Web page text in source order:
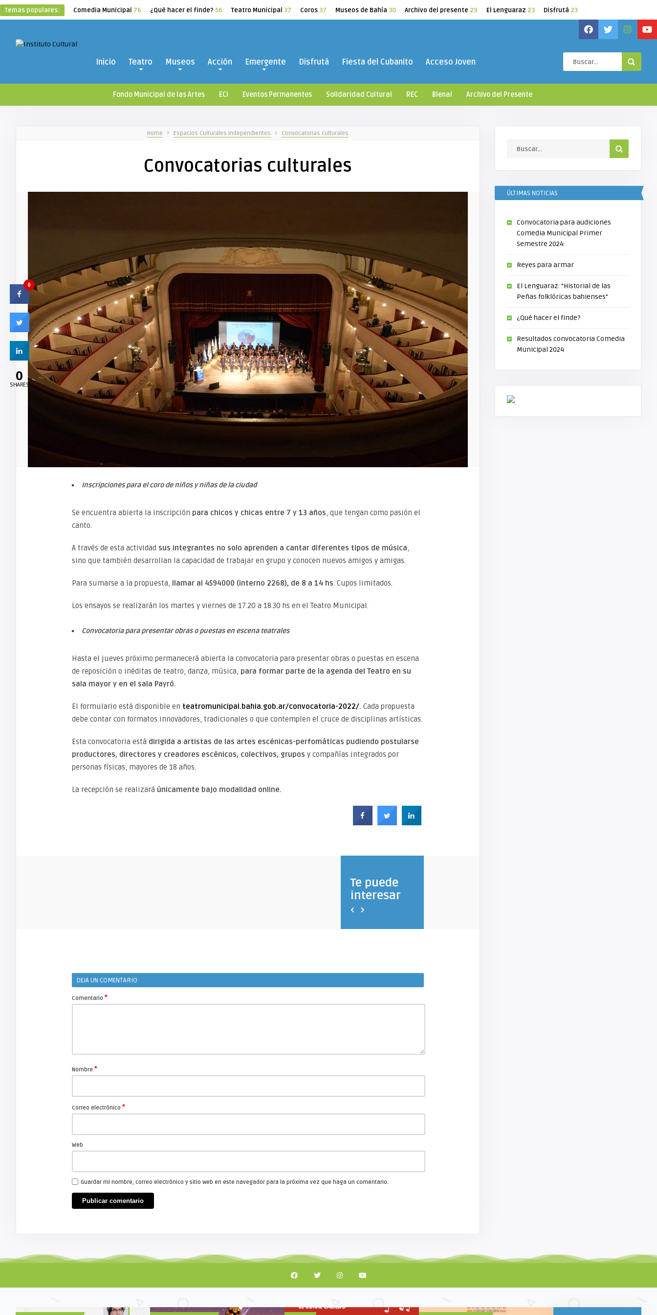
Temas populares: Comedia Municipal 76 ¿Qué hacer el finde? 56 Teatro Municipal 37 Coros 37 Museos de Bahía 30 Archivo del presente 29 El Lenguaraz 23 Disfrutá 23
Inicio Teatro Museos Acción Emergente Disfrutá Fiesta del Cubanito Acceso Joven
Fondo Municipal de las Artes ECI Eventos Permanentes Solidaridad Cultural REC Bienal Archivo del Presente
Home Espacios Culturales Independientes Convocatorias culturales
Convocatorias culturales
Inscripciones para el coro de niños y niñas de la ciudad
Se encuentra abierta la inscripción para chicos y chicas entre 7 y 13 años, que tengan como pasión el
canto.
A través de esta actividad sus integrantes no solo aprenden a cantar diferentes tipos de música,
sino que también desarrollan la capacidad de trabajar en grupo y conocen nuevos amigos y amigas.
Para sumarse a la propuesta, llamar al 4594000 (interno 2268), de 8 a 14 hs. Cupos limitados.
Los ensayos se realizarán los martes y viernes de 17.20 a 18.30 hs en el Teatro Municipal.
Convocatoria para presentar obras o puestas en escena teatrales
Hasta el jueves próximo permanecerá abierta la convocatoria para presentar obras o puestas en escena
de reposición o inéditas de teatro, danza, música, para formar parte de la agenda del Teatro en su
sala mayor y en el sala Payró.
El formulario está disponible en teatromunicipal.bahia.gob.ar/convocatoria-2022/. Cada propuesta
debe contar con formatos innovadores, tradicionales o que contemplen el cruce de disciplinas artísticas.
Esta convocatoria está dirigida a artistas de las artes escénicas-perfomáticas pudiendo postularse
productores, directores y creadores escénicos, colectivos, grupos y compañías integrados por
personas físicas, mayores de 18 años.
La recepción se realizará únicamente bajo modalidad online.
Te puede
interesar
DEJA UN COMENTARIO
Comentario *
Nombre *
Correo electrónico *
Web
Guardar mi nombre, correo electrónico y sitio web en este navegador para la próxima vez que haga un comentario.
ÚLTIMAS NOTICIAS
Convocatoria para audiciones
Comedia Municipal Primer
Semestre 2024
Reyes para armar
El Lenguaraz: “Historial de las
Peñas folklóricas bahienses”
¿Qué hacer el finde?
Resultados convocatoria Comedia
Municipal 2024
0
0
SHARES